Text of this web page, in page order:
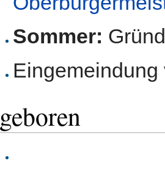
Sommer:
geboren